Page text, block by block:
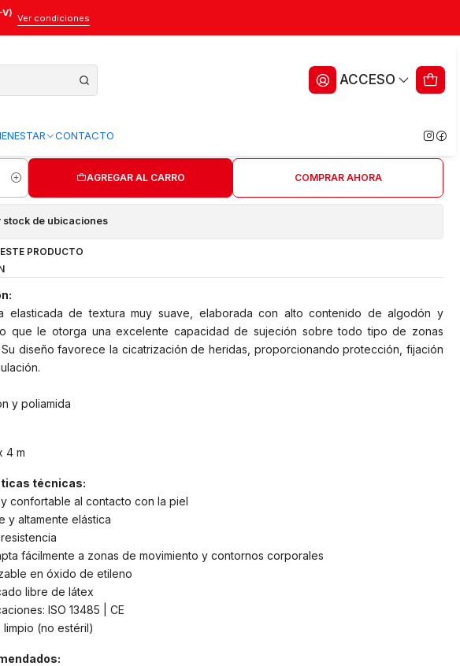
ACCESO
CONTACTO
Ver condiciones
Gasa Elasticada 10 cm x 4 m - Cranberry
a la lista de favoritos
AGREGAR AL CARRO COMPRAR AHORA
stock de ubicaciones
PRODUCTO
elasticada de textura muy suave, elaborada con alto contenido de algodón y
que le otorga una excelente capacidad de sujeción sobre todo tipo de zonas
diseño favorece la cicatrización de heridas, proporcionando protección, fijación
y poliamida
4 m
técnicas:
confortable al contacto con la piel
y altamente elástica
fácilmente a zonas de movimiento y contornos corporales
en óxido de etileno
libre de látex
ISO 13485 | CE
limpio (no estéril)